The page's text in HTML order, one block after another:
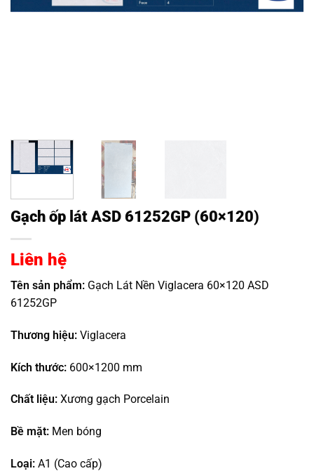
Gạch ốp lát ASD 61252GP (60×120)
Liên hệ
Tên sản phẩm: Gạch Lát Nền Viglacera 60×120 ASD
61252GP
Thương hiệu: Viglacera
Kích thước: 600×1200 mm
Chất liệu: Xương gạch Porcelain
Bề mặt: Men bóng
Loại: A1 (Cao cấp)